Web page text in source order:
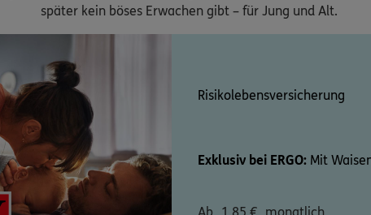
später kein böses Erwachen gibt – für Jung und Alt.
Risikolebensversicherung
Exklusiv bei ERGO: Mit